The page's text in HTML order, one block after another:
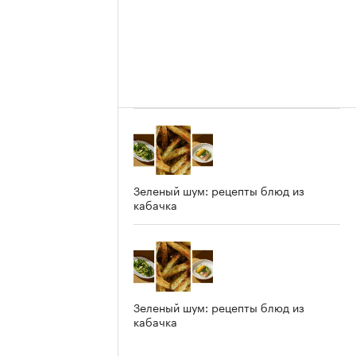
Зеленый шум: рецепты блюд из
кабачка
Зеленый шум: рецепты блюд из
кабачка